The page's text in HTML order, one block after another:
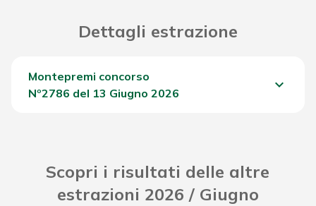
Dettagli estrazione
Montepremi concorso
Nº2786 del 13 Giugno 2026
keyboard_arrow_down
Scopri i risultati delle altre
estrazioni 2026 / Giugno